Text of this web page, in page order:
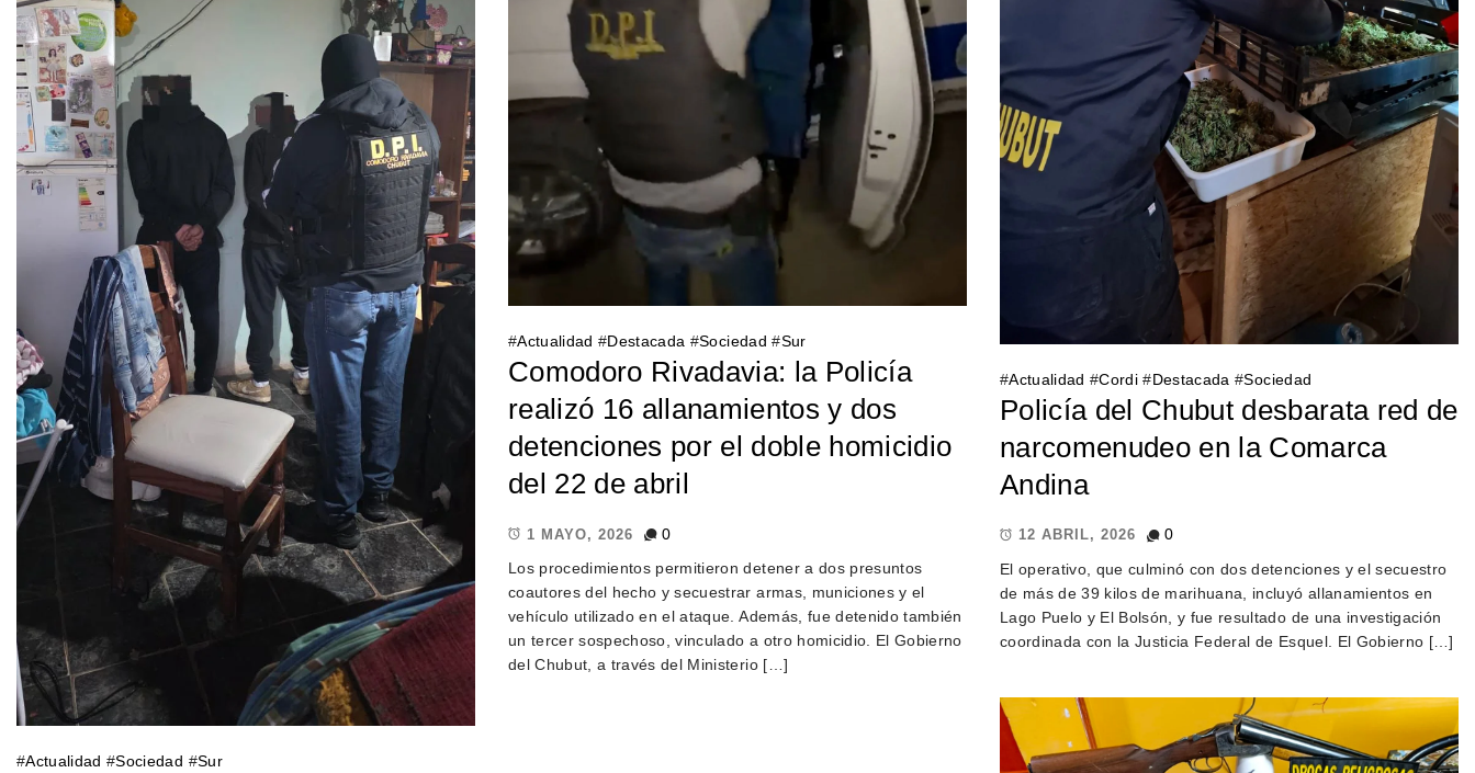
#Actualidad #Sociedad #Sur
#Actualidad #Destacada #Sociedad #Sur
Comodoro Rivadavia: la Policía
realizó 16 allanamientos y dos
detenciones por el doble homicidio
del 22 de abril
1 MAYO, 2026
0
Los procedimientos permitieron detener a dos presuntos
coautores del hecho y secuestrar armas, municiones y el
vehículo utilizado en el ataque. Además, fue detenido también
un tercer sospechoso, vinculado a otro homicidio. El Gobierno
del Chubut, a través del Ministerio […]
#Actualidad #Cordi #Destacada #Sociedad
Policía del Chubut desbarata red de
narcomenudeo en la Comarca
Andina
12 ABRIL, 2026
0
El operativo, que culminó con dos detenciones y el secuestro
de más de 39 kilos de marihuana, incluyó allanamientos en
Lago Puelo y El Bolsón, y fue resultado de una investigación
coordinada con la Justicia Federal de Esquel. El Gobierno […]